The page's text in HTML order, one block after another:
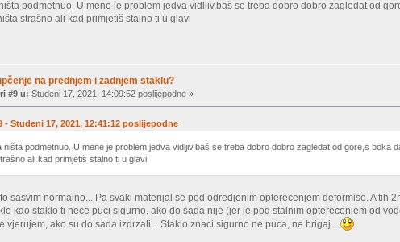
podmetnuo. U mene je problem jedva vidljiv,baš se treba dobro dobro zagledat od
strašno ali kad primjetiš stalno ti u glavi
na prednjem i zadnjem staklu?
#9 u: Studeni 17, 2021, 14:09:52 poslijepodne »
- Studeni 17, 2021, 12:41:12 poslijepodne
ništa podmetnuo. U mene je problem jedva vidljiv,baš se treba dobro dobro zagledat od gore,s boka
ali kad primjetiš stalno ti u glavi
sasvim normalno... Pa svaki materijal se pod odredjenim opterecenjem deformise. A tih
kao staklo ti nece puci sigurno, ako do sada nije (jer je pod stalnim opterecenjem od
vjerujem, ako su do sada izdrzali... Staklo znaci sigurno ne puca, ne brigaj...